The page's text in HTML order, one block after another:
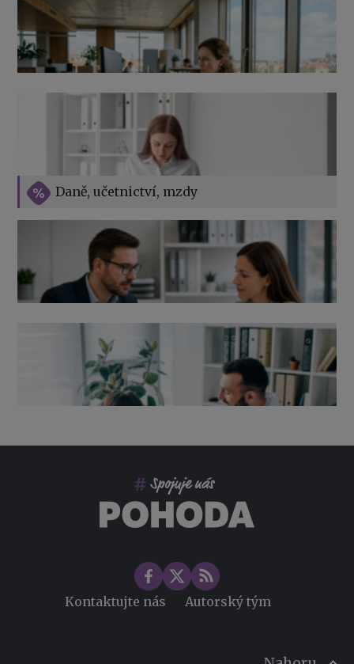
Daně, učetnictví, mzdy
Vše o překážkách v práci na straně zaměstnavatele
Výpověď ze zdravotních důvodů 2026 – průvodce pro
zaměstnavatele
Přehledy pro OSSZ a zdravotní pojišťovny – jak na ně
v roce 2026
Kontaktujte nás Autorský tým